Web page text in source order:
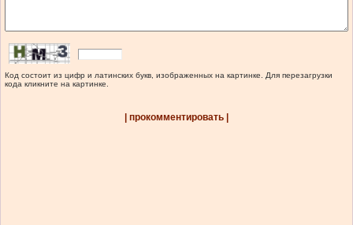
Код состоит из цифр и латинских букв, изображенных на картинке. Для перезагрузки
кода кликните на картинке.
| прокомментировать |